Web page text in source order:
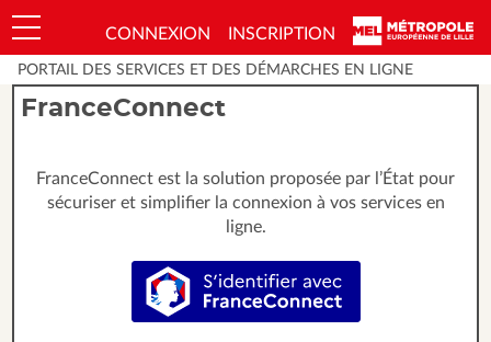
PORTAIL DES SERVICES ET DES DÉMARCHES EN LIGNE
CONNEXION INSCRIPTION
Ouvrir le menu
FranceConnect
FranceConnect est la solution proposée par l’État pour
sécuriser et simplifier la connexion à vos services en
ligne.
S’identifier avec FranceConnect